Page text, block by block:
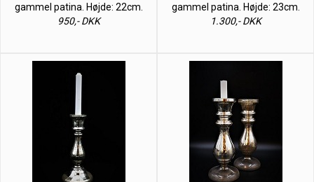
gammel patina. Højde: 22cm.
950,- DKK
gammel patina. Højde: 23cm.
1.300,- DKK